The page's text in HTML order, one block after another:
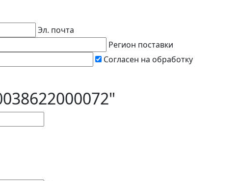
Эл. почта
Регион поставки
Согласен на обработку